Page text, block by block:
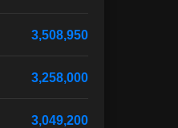
3,508,950
3,258,000
3,049,200